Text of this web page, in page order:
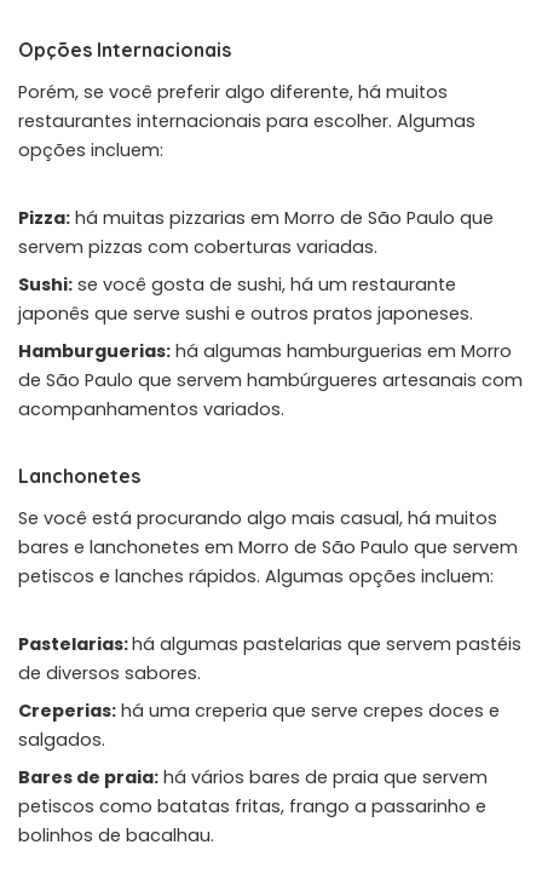
Opções Internacionais
Porém, se você preferir algo diferente, há muitos
restaurantes internacionais para escolher. Algumas
opções incluem:
Pizza: há muitas pizzarias em Morro de São Paulo que
servem pizzas com coberturas variadas.
Sushi: se você gosta de sushi, há um restaurante
japonês que serve sushi e outros pratos japoneses.
Hamburguerias: há algumas hamburguerias em Morro
de São Paulo que servem hambúrgueres artesanais com
acompanhamentos variados.
Lanchonetes
Se você está procurando algo mais casual, há muitos
bares e lanchonetes em Morro de São Paulo que servem
petiscos e lanches rápidos. Algumas opções incluem:
Pastelarias:há algumas pastelarias que servem pastéis
de diversos sabores.
Creperias: há uma creperia que serve crepes doces e
salgados.
Bares de praia: há vários bares de praia que servem
petiscos como batatas fritas, frango a passarinho e
bolinhos de bacalhau.